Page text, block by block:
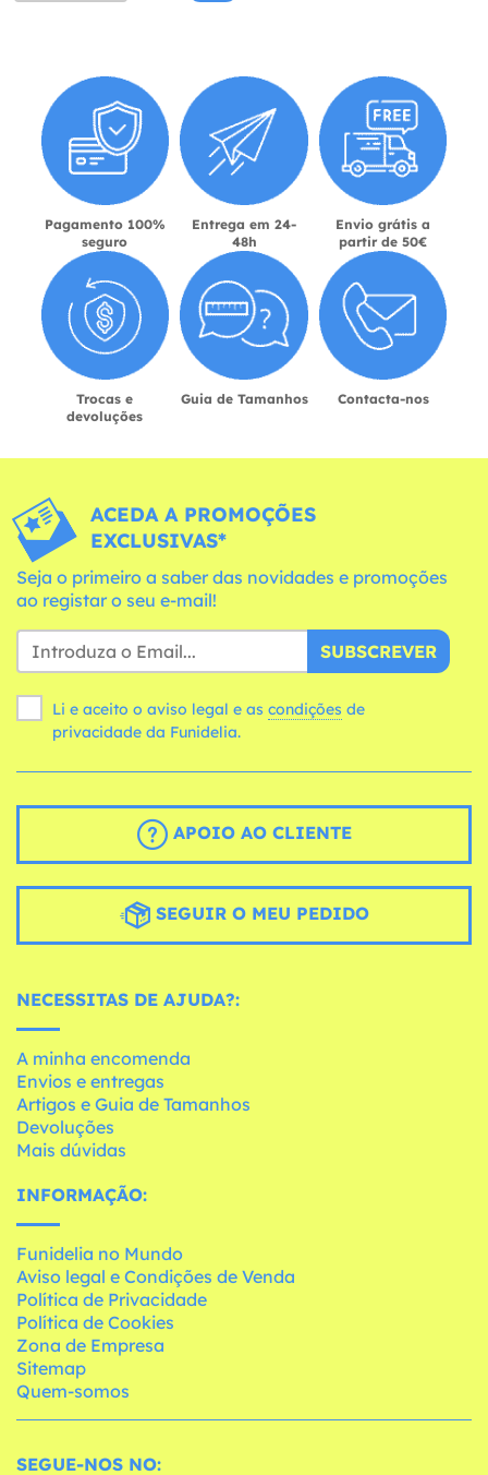
Pagamento 100%
seguro
Entrega em 24-
48h
Envio grátis a
partir de 50€
Trocas e
devoluções
Guia de Tamanhos Contacta-nos
ACEDA A PROMOÇÕES
EXCLUSIVAS*
Seja o primeiro a saber das novidades e promoções
ao registar o seu e-mail!
SUBSCREVER
Li e aceito o aviso legal e as condições
privacidade da Funidelia.
APOIO AO CLIENTE
SEGUIR O MEU PEDIDO
NECESSITAS DE AJUDA?:
A minha encomenda
Envios e entregas
Artigos e Guia de Tamanhos
Devoluções
Mais dúvidas
INFORMAÇÃO:
Funidelia no Mundo
Aviso legal e Condições de Venda
Política de Privacidade
Política de Cookies
Zona de Empresa
Sitemap
Quem-somos
SEGUE-NOS NO: